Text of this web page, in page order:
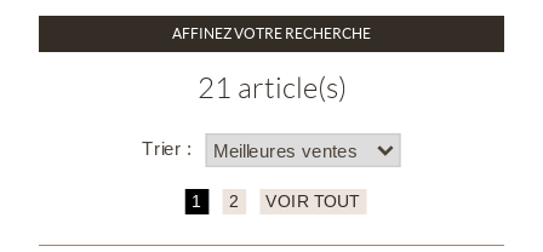
AFFINEZ VOTRE RECHERCHE
21 article(s)
Trier :
1 2 VOIR TOUT